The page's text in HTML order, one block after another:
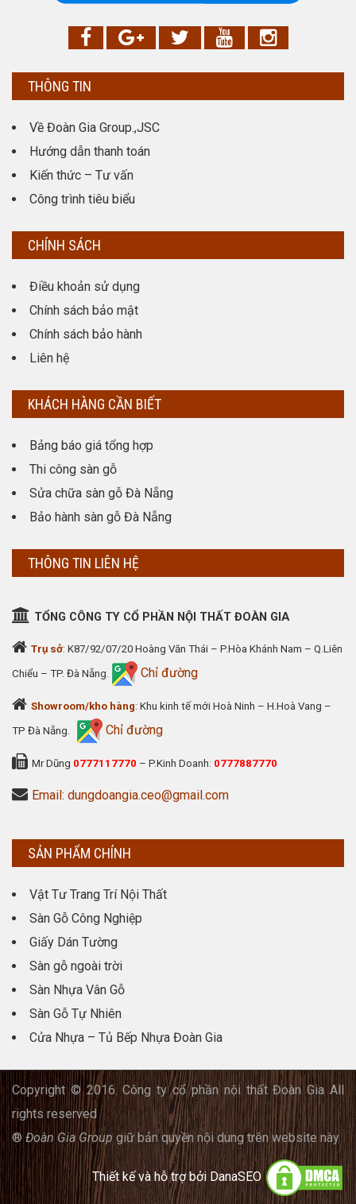
THÔNG TIN
Về Đoàn Gia Group.,JSC
Hướng dẫn thanh toán
Kiến thức – Tư vấn
Công trình tiêu biểu
CHÍNH SÁCH
Điều khoản sử dụng
Chính sách bảo mật
Chính sách bảo hành
Liên hệ
KHÁCH HÀNG CẦN BIẾT
Bảng báo giá tổng hợp
Thi công sàn gỗ
Sửa chữa sàn gỗ Đà Nẵng
Bảo hành sàn gỗ Đà Nẵng
THÔNG TIN LIÊN HỆ
TỔNG CÔNG TY CỔ PHẦN NỘI THẤT ĐOÀN GIA
Trụ sở: K87/92/07/20 Hoàng Văn Thái – P.Hòa Khánh Nam – Q.Liên
Chiểu – TP. Đà Nẵng. Chỉ đường
Showroom/kho hàng: Khu kinh tế mới Hoà Ninh – H.Hoà Vang –
TP Đà Nẵng. Chỉ đường
Mr Dũng 0777117770 – P.Kinh Doanh: 0777887770
Email: dungdoangia.ceo@gmail.com
SẢN PHẨM CHÍNH
Vật Tư Trang Trí Nội Thất
Sàn Gỗ Công Nghiệp
Giấy Dán Tường
Sàn gỗ ngoài trời
Sàn Nhựa Vân Gỗ
Sàn Gỗ Tự Nhiên
Cửa Nhựa – Tủ Bếp Nhựa Đoàn Gia
Copyright © 2016. Công ty cổ phần nội thất Đoàn Gia All
rights reserved
® Đoàn Gia Groupgiữ bản quyền nội dung trên website này
Thiết kế và hỗ trợ bởi DanaSEO